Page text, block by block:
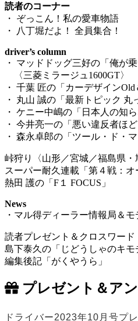
読者のコーナー
・ ぞっこん！私の愛車物語
・ 八丁堀だよ！ 全員集合！
driver’s column
・ マッドドッグ三好の「俺が
〈三菱ミラージュ1600GT〉
・ 千葉 匠の「カーデザインOld
・ 丸山 誠の「最新トピック 丸
・ ケニー中嶋の「日本人の知
・ 今井亮一の「悪い違反者ほど
・ 森永卓郎の「ツール・ド・マ
峠狩り〈山形／宮城／福島県・
スーパー耐久連載「第４戦：オ
熱田 護の「F１ FOCUS」
News
・マル得ディーラー情報局＆
読者プレゼント＆クロスワード
島下泰久の「じどうしゃのキモ
編集後記「がくやうら」
プレゼント＆ア
ドライバー2023年10月号プ